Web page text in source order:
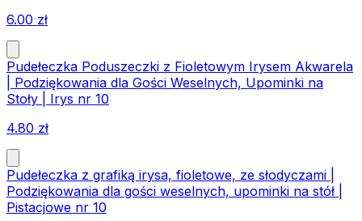
6.00 zł
Pudełeczka Poduszeczki z Fioletowym Irysem Akwarela
| Podziękowania dla Gości Weselnych, Upominki na
Stoły | Irys nr 10
4.80 zł
Pudełeczka z grafiką irysa, fioletowe, ze słodyczami |
Podziękowania dla gości weselnych, upominki na stół |
Pistacjowe nr 10